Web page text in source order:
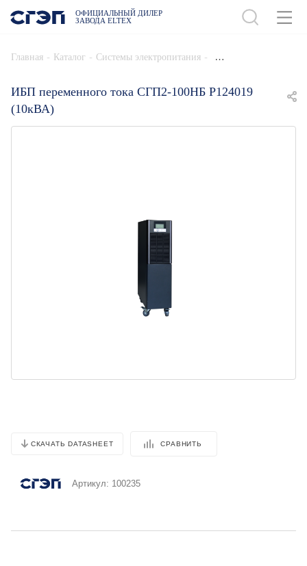
ОФИЦИАЛЬНЫЙ ДИЛЕР
ЗАВОДА ELTEX
Главная - Каталог - Системы электропитания -
ИБП переменного тока СГП2-100НБ Р124019
(10кВА)
СКАЧАТЬ DATASHEET СРАВНИТЬ
Артикул: 100235